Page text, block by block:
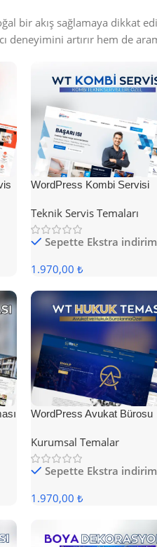
bir akış sağlamaya dikkat
deneyimini artırır hem de
WordPress Kombi Servisi
Teknik Servis Temaları
Sepette Ekstra indirim
1.970,00 ₺
WordPress Avukat Bürosu
Kurumsal Temalar
Sepette Ekstra indirim
1.970,00 ₺